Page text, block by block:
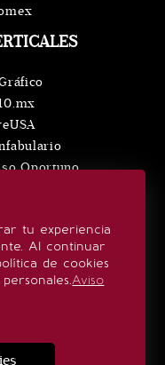
tu experiencia
Al continuar
de cookies
Aviso
Oportuno